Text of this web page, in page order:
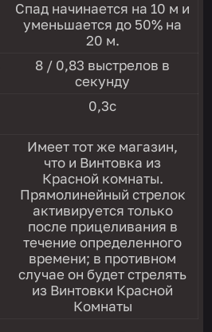
Спад начинается на 10 м и
уменьшается до 50% на
20 м.
8 / 0,83 выстрелов в
секунду
0,3с
Имеет тот же магазин,
что и Винтовка из
Красной комнаты.
Прямолинейный стрелок
активируется только
после прицеливания в
течение определенного
времени; в противном
случае он будет стрелять
из Винтовки Красной
Комнаты